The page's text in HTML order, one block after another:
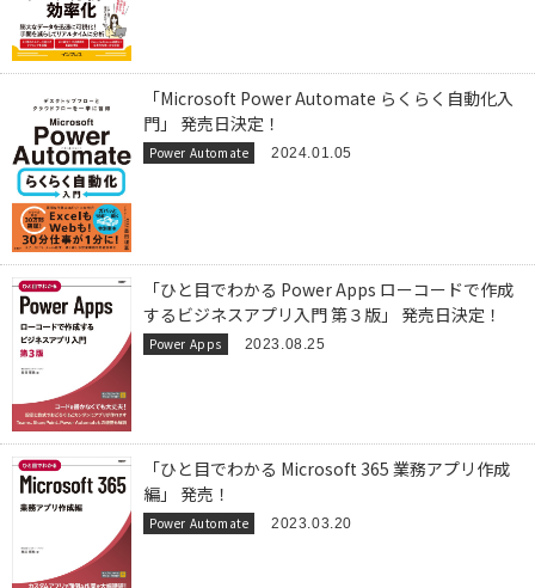
「Microsoft Power Automate らくらく自動化入
門」 発売日決定！
Power Automate 2024.01.05
「ひと目でわかる Power Apps ローコードで作成
するビジネスアプリ入門 第３版」 発売日決定！
Power Apps 2023.08.25
「ひと目でわかる Microsoft 365 業務アプリ作成
編」 発売！
Power Automate 2023.03.20